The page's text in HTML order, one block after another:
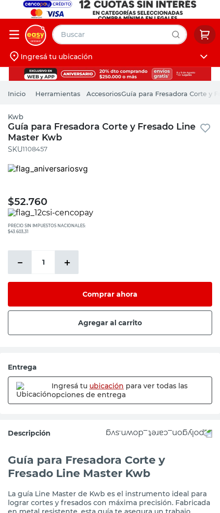
Buscar
Iniciá sesión
Ingresá tu ubicación
Herramientas AccesoriosGuía para Fresadora Corte y
Kwb
Guía para Fresadora Corte y Fresado Line
Master Kwb
:1108457
$52.760
PRECIO SIN IMPUESTOS NACIONALES:
$43.603,31
＋
－
Comprar ahora
Agregar al carrito
Entrega
Ingresá tu ubicación para ver todas las
opciones de entrega
Descripción
Guía para Fresadora Corte y
Fresado Line Master Kwb
La guía Line Master de Kwb es el instrumento ideal para
lograr cortes y fresados con máxima precisión. Fabricada
muebles
pintura
escritorio
placard